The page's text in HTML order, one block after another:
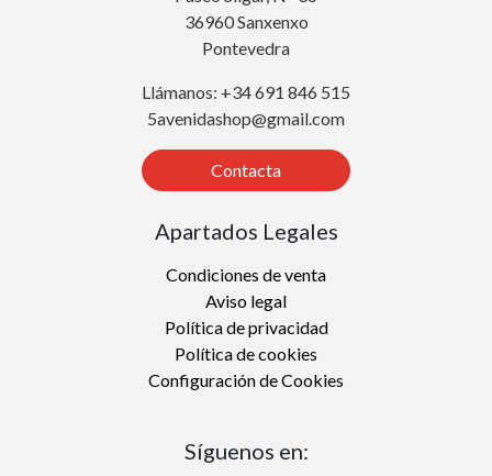
36960 Sanxenxo
Pontevedra
Llámanos: +34 691 846 515
5avenidashop@gmail.com
Contacta
Apartados Legales
Condiciones de venta
Aviso legal
Política de privacidad
Política de cookies
Configuración de Cookies
Síguenos en: